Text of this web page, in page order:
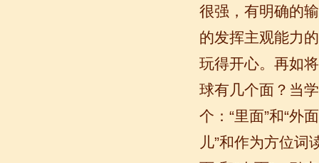
很强，有明确的
的发挥主观能力
玩得开心。再如
球有几个面？当
个：“里面”和“外
儿”和作为方位词